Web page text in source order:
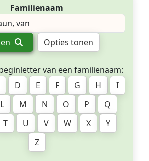
Familienaam
Opties tonen
van een familienaam:
D E F G H
I
L M N O P
Q
T U V W X
Y
Z